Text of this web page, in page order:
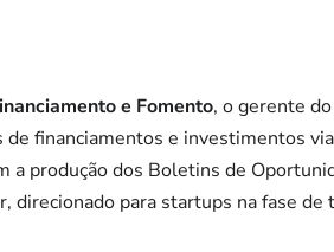
e Fomento, o gerente
financiamentos e investimentos
a produção dos Boletins de
direcionado para startups na fase de